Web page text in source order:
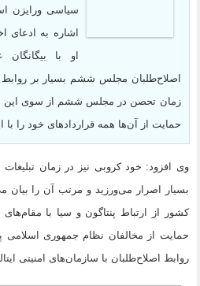
سیاسی ورایزن
اشاره به ادعای
او با
اصلاح‌طلبان مجلس ششم بسیار بر روابط با
زمان تحصن در مجلس ششم از سوی این
حمایت از آن‌ها همه قراردادهای خود را با
وی افزود: خود کروبی نیز در زمان تبلیغات
بسیار اصرار می‌ورزید و مرتب آن را بیان
کشور از ارتباط پنتاگون و سیا با
حمایت از مخالفان نظام جمهوری اسلامی
روابط اصلاح‌طلبان با سازمان‌های امنیتی